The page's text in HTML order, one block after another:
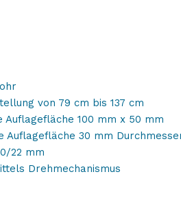
von 79 cm bis 137 cm
100 mm x 50 mm
Auflagefläche 30 mm
22 mm
Drehmechanismus